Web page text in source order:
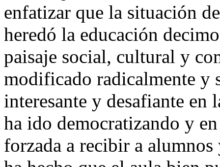
enfatizar que la situación
heredó la educación
paisaje social, cultural y
modificado radicalmente y
interesante y desafiante en
ha ido democratizando y
forzada a recibir a